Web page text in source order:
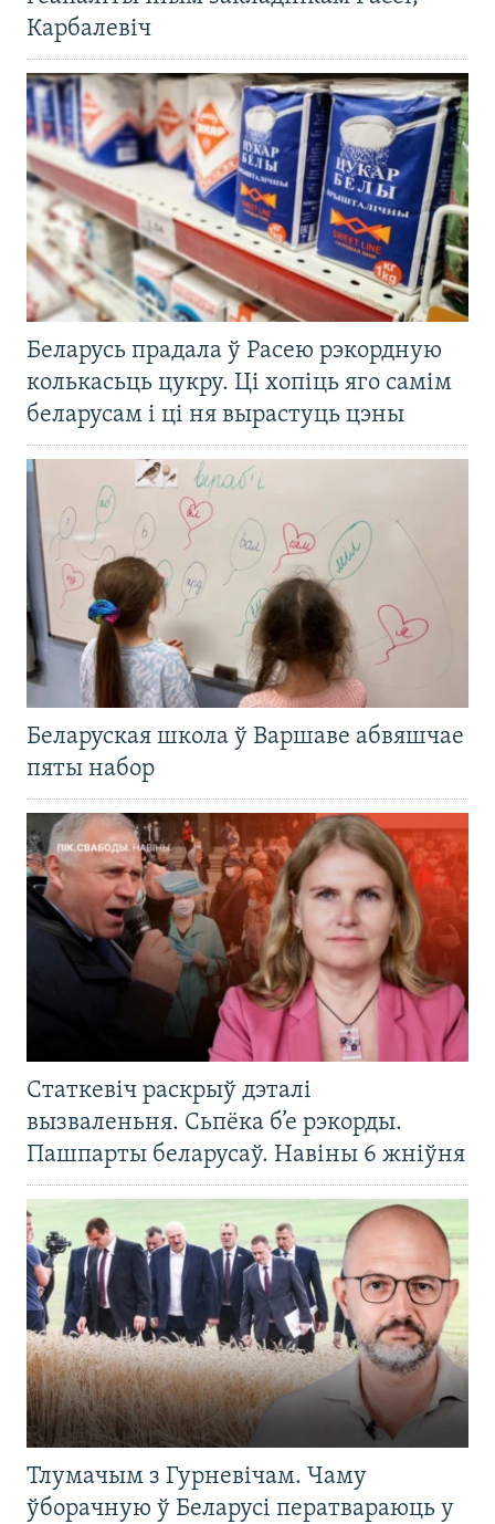
Карбалевіч
Беларусь прадала ў Расею рэкордную
колькасьць цукру. Ці хопіць яго самім
беларусам і ці ня вырастуць цэны
Беларуская школа ў Варшаве абвяшчае
пяты набор
Статкевіч раскрыў дэталі
вызваленьня. Сьпёка б’е рэкорды.
Пашпарты беларусаў. Навіны 6 жніўня
Тлумачым з Гурневічам. Чаму
ўборачную ў Беларусі ператвараюць у